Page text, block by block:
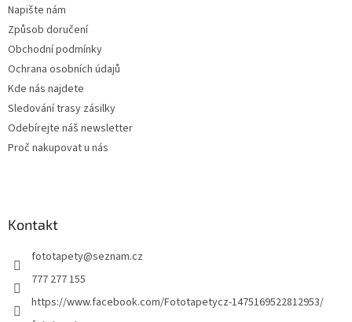
Napište nám
Způsob doručení
Obchodní podmínky
Ochrana osobních údajů
Kde nás najdete
Sledování trasy zásilky
Odebírejte náš newsletter
Proč nakupovat u nás
Kontakt
fototapety@seznam.cz
777 277 155
https://www.facebook.com/Fototapetycz-1475169522812953/